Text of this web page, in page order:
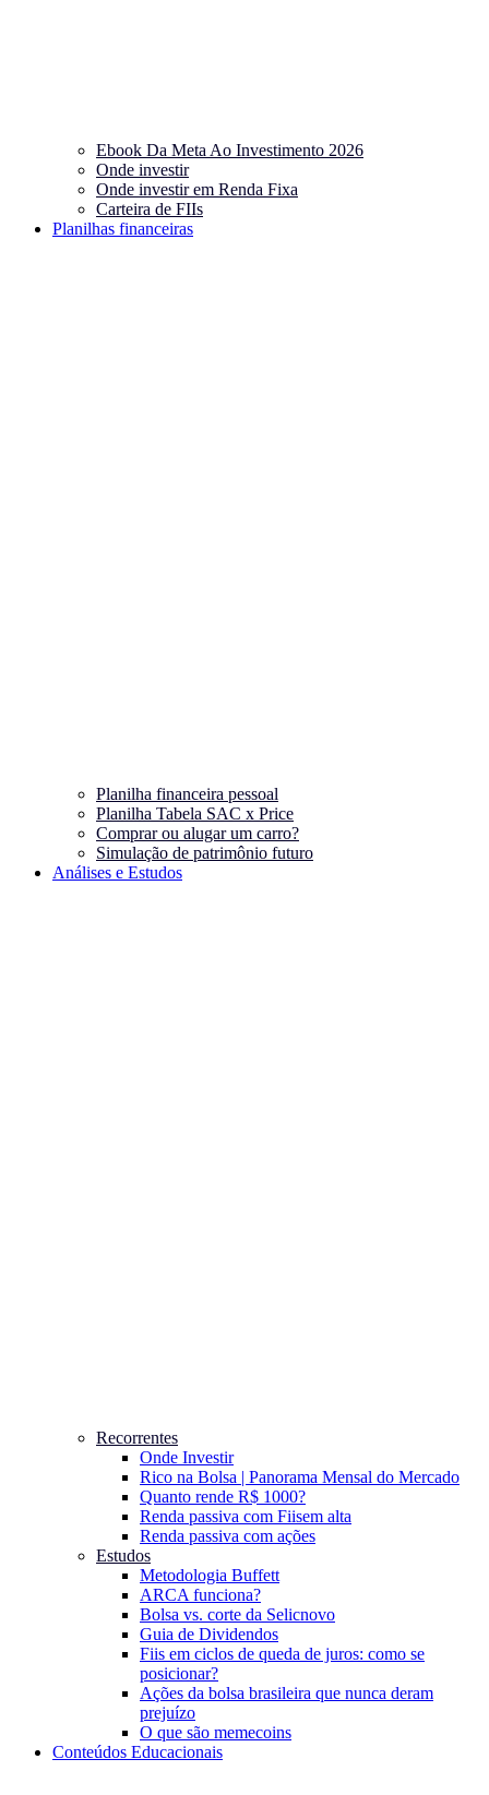
Ebook Da Meta Ao Investimento 2026
Onde investir
Onde investir em Renda Fixa
Carteira de FIIs
Planilhas financeiras
Planilha financeira pessoal
Planilha Tabela SAC x Price
Comprar ou alugar um carro?
Simulação de patrimônio futuro
Análises e Estudos
Recorrentes
Onde Investir
Rico na Bolsa | Panorama Mensal do Mercado
Quanto rende R$ 1000?
Renda passiva com Fiisem alta
Renda passiva com ações
Estudos
Metodologia Buffett
ARCA funciona?
Bolsa vs. corte da Selicnovo
Guia de Dividendos
Fiis em ciclos de queda de juros: como se
posicionar?
Ações da bolsa brasileira que nunca deram
prejuízo
O que são memecoins
Conteúdos Educacionais